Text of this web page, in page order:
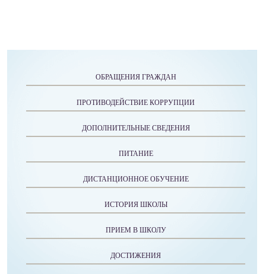
ОБРАЩЕНИЯ ГРАЖДАН
ПРОТИВОДЕЙСТВИЕ КОРРУПЦИИ
ДОПОЛНИТЕЛЬНЫЕ СВЕДЕНИЯ
ПИТАНИЕ
ДИСТАНЦИОННОЕ ОБУЧЕНИЕ
ИСТОРИЯ ШКОЛЫ
ПРИЕМ В ШКОЛУ
ДОСТИЖЕНИЯ